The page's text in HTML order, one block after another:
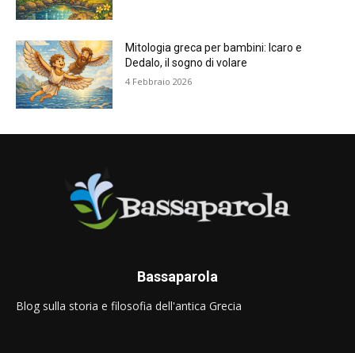
Mitologia greca per bambini: Icaro e
Dedalo, il sogno di volare
4 Febbraio 2026
Bassaparola
Blog sulla storia e filosofia dell'antica Grecia